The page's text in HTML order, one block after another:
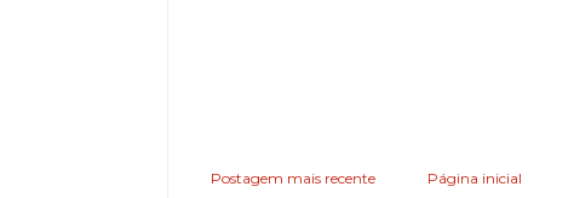
Postagem mais recente
Página inicial